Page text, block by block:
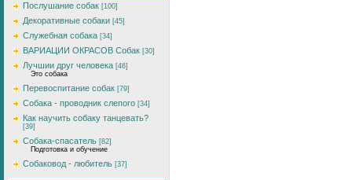
Послушание собак [100]
Декоративные собаки [45]
Служебная собака [34]
ВАРИАЦИИ ОКРАСОВ Собак [30]
Лучшии друг человека [46]
Это собака
Перевоспитание собак [79]
Собака - проводник слепого [34]
Как научить собаку танцевать?
[39]
Собака-спасатель [82]
Подготовка и обучение
Собаковод - любитель [37]